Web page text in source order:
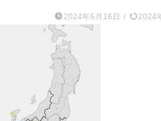
2024年6月16日 / 2024